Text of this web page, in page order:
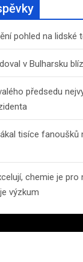
pohled na lidské
v Bulharsku
předsedu
tisíce fanoušků
chemie je pro
výzkum